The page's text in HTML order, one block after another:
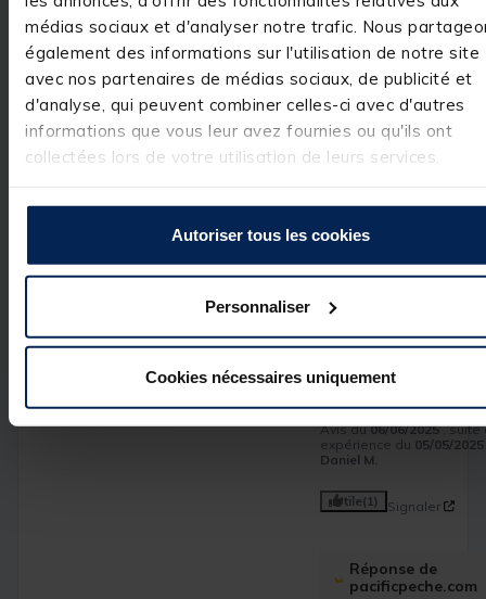
médias sociaux et d'analyser notre trafic. Nous
également des informations sur l'utilisation de notre site
avec nos partenaires de médias sociaux, de publicité et
d'analyse, qui peuvent combiner celles-ci avec d'autres
informations que vous leur avez fournies ou qu'ils ont
collectées lors de votre utilisation de leurs services.
Autoriser tous les cookies
Personnaliser
Cookies nécessaires uniquement
Bonjour,
Nous vous
remercions pour
votre
commentaire
très positif.
sommes ravis
d'avoir répondu
à vos attentes
clients. C'est un
L’équipe Pacific
Pêche
Avis du06/06/2025 , suite
expérience du 05/05/2025
Daniel M.
Utile(1) Signaler
Réponse de
pacificpeche.com